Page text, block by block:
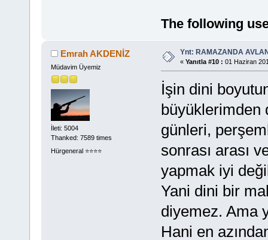
The following
Emrah AKDENİZ
Müdavim Üyemiz
İleti: 5004
Thanked: 7589 times
Hürgeneral ⭐️⭐️⭐️⭐️
Ynt: RAMAZANDA
« Yanıtla #10 : 01 Haziran
İşin dini
büyüklerimden
günleri,
sonrası arası
yapmak iyi
Yani dini bir
diyemez. Ama
Hani en